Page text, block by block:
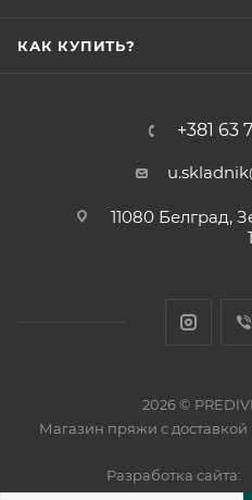
КАК КУПИТЬ?
+381 63
11080 Белград,
2026 ©
Магазин пряжи с
Разработка сайта: